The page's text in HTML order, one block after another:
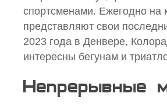
спортсменами. Ежегодно на
представляют свои
2023 года в Денвере,
интересны бегунам и
Непрерывные